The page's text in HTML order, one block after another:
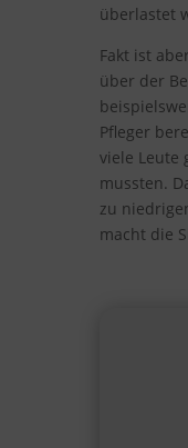
überlastet
Fakt ist
über der
Pfleger
viele Leute
mussten.
zu
macht die